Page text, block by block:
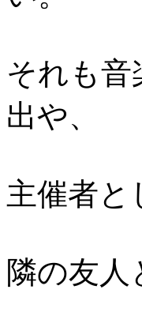
それも
出や、
主催者
隣の友